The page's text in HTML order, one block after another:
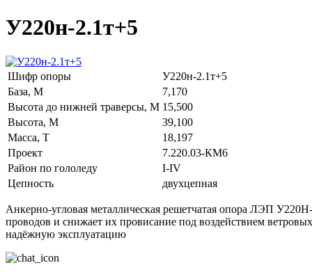
У220н-2.1т+5
Шифр опоры
У220н-2.1т+5
База, М
7,170
Высота до нижней траверсы, М 15,500
Высота, М
39,100
Масса, Т
18,197
Проект
7.220.03-КМ6
Район по гололеду
I-IV
Цепность
двухцепная
Анкерно-угловая металлическая решетчатая опора ЛЭП
проводов и снижает их провисание под воздействием
надёжную эксплуатацию